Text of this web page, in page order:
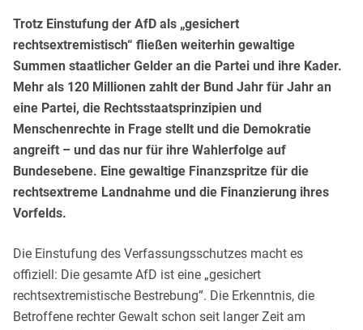
Trotz Einstufung der AfD als „gesichert
rechtsextremistisch“ fließen weiterhin gewaltige
Summen staatlicher Gelder an die Partei und ihre Kader.
Mehr als 120 Millionen zahlt der Bund Jahr für Jahr an
eine Partei, die Rechtsstaatsprinzipien und
Menschenrechte in Frage stellt und die Demokratie
angreift – und das nur für ihre Wahlerfolge auf
Bundesebene. Eine gewaltige Finanzspritze für die
rechtsextreme Landnahme und die Finanzierung ihres
Vorfelds.
Die Einstufung des Verfassungsschutzes macht es
offiziell: Die gesamte AfD ist eine „gesichert
rechtsextremistische Bestrebung”. Die Erkenntnis, die
Betroffene rechter Gewalt schon seit langer Zeit am